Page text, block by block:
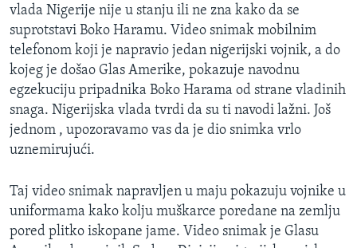
vlada Nigerije nije u stanju ili ne zna kako da se
suprotstavi Boko Haramu. Video snimak mobilnim
telefonom koji je napravio jedan nigerijski vojnik, a do
kojeg je došao Glas Amerike, pokazuje navodnu
egzekuciju pripadnika Boko Harama od strane vladinih
snaga. Nigerijska vlada tvrdi da su ti navodi lažni. Još
jednom , upozoravamo vas da je dio snimka vrlo
uznemirujući.
Taj video snimak napravljen u maju pokazuju vojnike u
uniformama kako kolju muškarce poredane na zemlju
pored plitko iskopane jame. Video snimak je Glasu